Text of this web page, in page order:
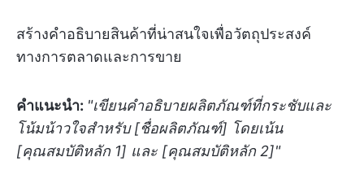
สร้างคำอธิบายสินค้าที่น่าสนใจเพื่อวัตถุประสงค์
ทางการตลาดและการขาย
คำแนะนำ: "เขียนคำอธิบายผลิตภัณฑ์ที่กระชับและ
โน้มน้าวใจสำหรับ [ชื่อผลิตภัณฑ์] โดยเน้น
[คุณสมบัติหลัก 1] และ [คุณสมบัติหลัก 2]"